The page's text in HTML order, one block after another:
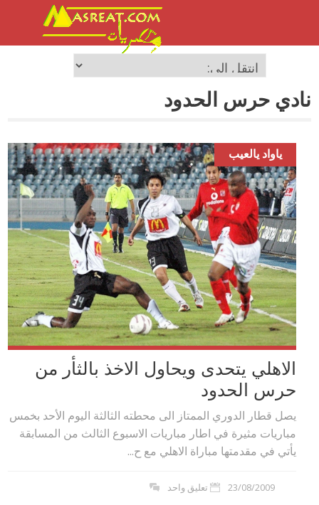
نادي حرس الحدود
ياواد يالعيب
الاهلي يتحدى ويحاول الاخذ بالثأر من
حرس الحدود
يصل قطار الدوري الممتاز الى محطته الثالثة اليوم الأحد بخمس
مباريات مثيرة في اطار مباريات الاسبوع الثالث من المسابقة
يأتي في مقدمتها مباراة الاهلي مع ح...
23/08/2009 تعليق واحد